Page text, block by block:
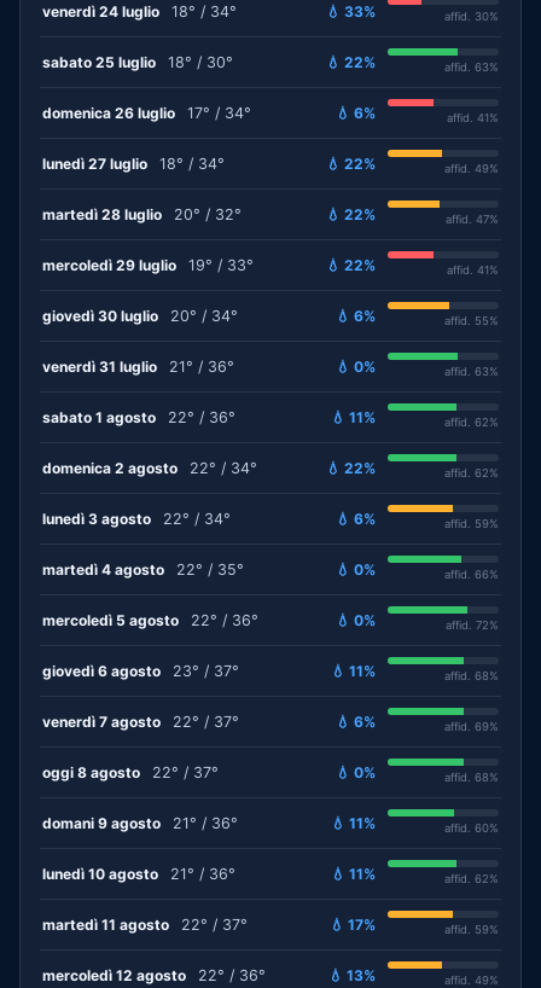
venerdì 24 luglio 18° / 34° 💧 33% affid. 30%
sabato 25 luglio 18° / 30° 💧 22% affid. 63%
domenica 26 luglio 17° / 34° 💧 6% affid. 41%
lunedì 27 luglio 18° / 34° 💧 22% affid. 49%
martedì 28 luglio 20° / 32° 💧 22% affid. 47%
mercoledì 29 luglio 19° / 33° 💧 22% affid. 41%
giovedì 30 luglio 20° / 34° 💧 6% affid. 55%
venerdì 31 luglio 21° / 36° 💧 0% affid. 63%
sabato 1 agosto 22° / 36° 💧 11% affid. 62%
domenica 2 agosto 22° / 34° 💧 22% affid. 62%
lunedì 3 agosto 22° / 34° 💧 6% affid. 59%
martedì 4 agosto 22° / 35° 💧 0% affid. 66%
mercoledì 5 agosto 22° / 36° 💧 0% affid. 72%
giovedì 6 agosto 23° / 37° 💧 11% affid. 68%
venerdì 7 agosto 22° / 37° 💧 6% affid. 69%
oggi 8 agosto 22° / 37° 💧 0% affid. 68%
domani 9 agosto 21° / 36° 💧 11% affid. 60%
lunedì 10 agosto 21° / 36° 💧 11% affid. 62%
martedì 11 agosto 22° / 37° 💧 17% affid. 59%
mercoledì 12 agosto 22° / 36° 💧 13% affid. 49%